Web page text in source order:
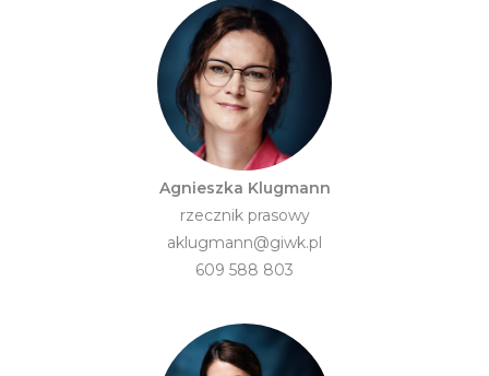
Agnieszka Klugmann
rzecznik prasowy
aklugmann@giwk.pl
609 588 803